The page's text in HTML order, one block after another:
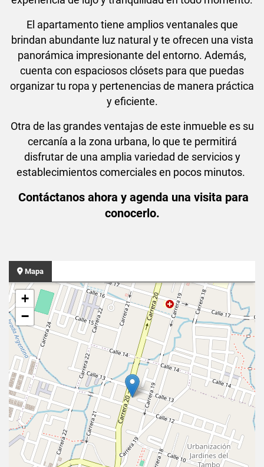
El apartamento tiene amplios ventanales que
brindan abundante luz natural y te ofrecen una vista
panorámica impresionante del entorno. Además,
cuenta con espaciosos clósets para que puedas
organizar tu ropa y pertenencias de manera práctica
y eficiente.
Otra de las grandes ventajas de este inmueble es su
cercanía a la zona urbana, lo que te permitirá
disfrutar de una amplia variedad de servicios y
establecimientos comerciales en pocos minutos.
Contáctanos ahora y agenda una visita para
conocerlo.
Mapa
+
−